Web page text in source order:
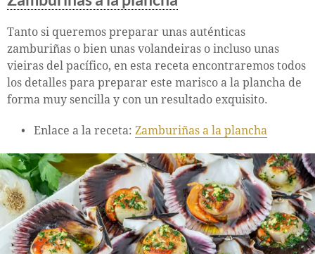
Tanto si queremos preparar unas auténticas
zamburiñas o bien unas volandeiras o incluso unas
vieiras del pacífico, en esta receta encontraremos todos
los detalles para preparar este marisco a la plancha de
forma muy sencilla y con un resultado exquisito.
Enlace a la receta: Zamburiñas a la plancha